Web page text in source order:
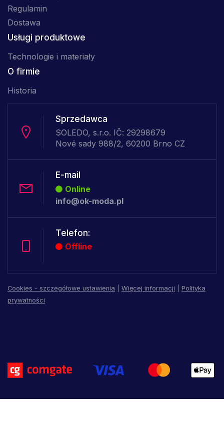
Regulamin
Dostawa
Usługi produktowe
Technologie i materiały
O firmie
Historia
Sprzedawca
SOLEDO, s.r.o. IČ: 29298679
Nové sady 988/2, 60200 Brno CZ
E-mail
Online
info@ok-moda.pl
Telefon:
Offline
Cookies - szczegółowe ustawienia Więcej informacji
Polityka
prywatności